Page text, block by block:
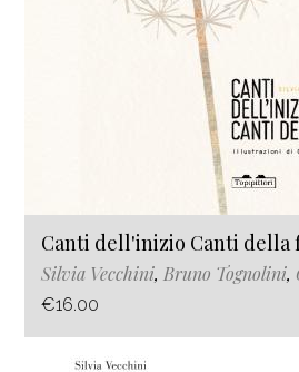
Canti dell'inizio Canti della
Silvia Vecchini, Bruno Tognolini,
€16.00